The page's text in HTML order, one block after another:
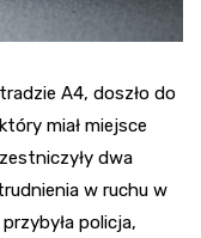
A4, doszło do
miał miejsce
dwa
w ruchu w
policja,